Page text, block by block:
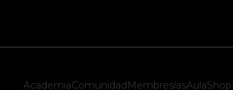
AcademiaComunidad MembresíasAulaShop